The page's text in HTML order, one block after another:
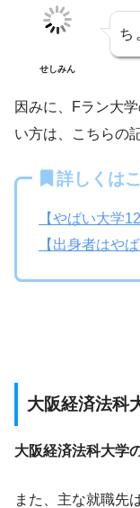
せしみん
ち
因みに、Fラン大
い方は、こちらの
詳しくは
【やばい大学
【出身者はや
大阪経済法科
大阪経済法科大学
また、主な就職先